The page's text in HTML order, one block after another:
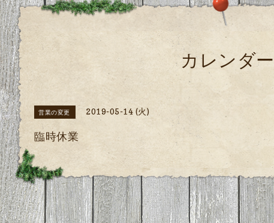
カレンダー
営業の変更 2019-05-14 (火)
臨時休業